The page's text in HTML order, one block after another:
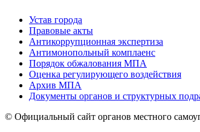
Устав города
Правовые акты
Антикоррупционная экспертиза
Антимонопольный комплаенс
Порядок обжалования МПА
Оценка регулирующего воздействия
Архив МПА
Документы органов и структурных
© Официальный сайт органов местного